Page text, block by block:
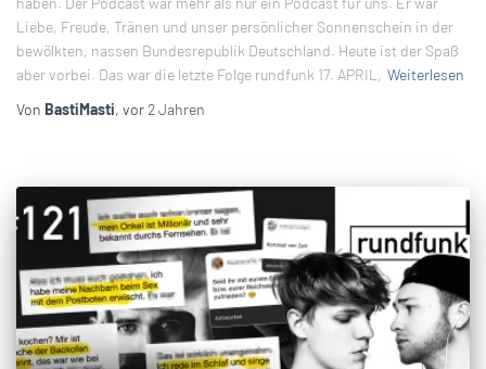
Liebe, Freude, Tränen und unser persönlicher Sonnenschein in der
bewölkten, nassen Bundesrepublik Deutschland. Heute ist der Spaß
aber vorbei. Das war die letzte Folge rundfunk 17. APRIL, Weiterlesen
Von BastiMasti, vor 2 Jahren